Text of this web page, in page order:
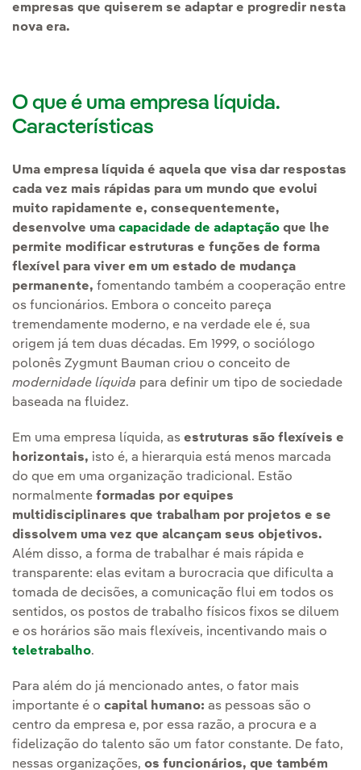
empresas que quiserem se adaptar e progredir nesta
nova era.
O que é uma empresa líquida.
Características
Uma empresa líquida é aquela que visa dar respostas
cada vez mais rápidas para um mundo que evolui
muito rapidamente e, consequentemente,
desenvolve uma capacidade de adaptação que lhe
permite modificar estruturas e funções de forma
flexível para viver em um estado de mudança
permanente, fomentando também a cooperação entre
os funcionários. Embora o conceito pareça
tremendamente moderno, e na verdade ele é, sua
origem já tem duas décadas. Em 1999, o sociólogo
polonês Zygmunt Bauman criou o conceito de
modernidade líquida para definir um tipo de sociedade
baseada na fluidez.
Em uma empresa líquida, as estruturas são flexíveis e
horizontais, isto é, a hierarquia está menos marcada
do que em uma organização tradicional. Estão
normalmente formadas por equipes
multidisciplinares que trabalham por projetos e se
dissolvem uma vez que alcançam seus objetivos.
Além disso, a forma de trabalhar é mais rápida e
transparente: elas evitam a burocracia que dificulta a
tomada de decisões, a comunicação flui em todos os
sentidos, os postos de trabalho físicos fixos se diluem
e os horários são mais flexíveis, incentivando mais o
teletrabalho.
Para além do já mencionado antes, o fator mais
importante é o capital humano: as pessoas são o
centro da empresa e, por essa razão, a procura e a
fidelização do talento são um fator constante. De fato,
nessas organizações, os funcionários, que também